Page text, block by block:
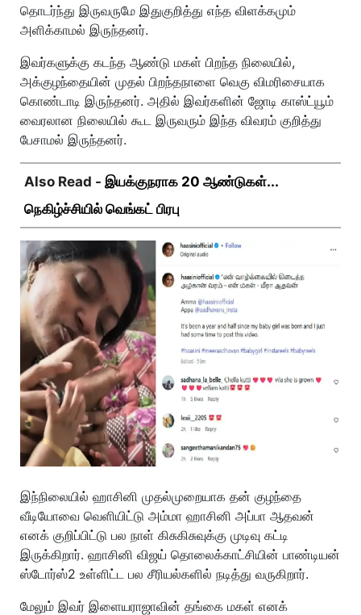
தொடர்ந்து இருவருமே இதுகுறித்து எந்த விளக்கமும்
அளிக்காமல் இருந்தனர்.
இவர்களுக்கு கடந்த ஆண்டு மகள் பிறந்த நிலையில்,
அக்குழந்தையின் முதல் பிறந்தநாளை வெகு விமரிசையாக
கொண்டாடி இருந்தனர். அதில் இவர்களின் ஜோடி காஸ்ட்யூம்
வைரலான நிலையில் கூட இருவரும் இந்த விவரம் குறித்து
பேசாமல் இருந்தனர்.
Also Read - இயக்குநராக 20 ஆண்டுகள்...
நெகிழ்ச்சியில் வெங்கட் பிரபு
இந்நிலையில் ஹாசினி முதல்முறையாக தன் குழந்தை
வீடியோவை வெளியிட்டு அம்மா ஹாசினி அப்பா ஆதவன்
எனக் குறிப்பிட்டு பல நாள் கிசுகிசுவுக்கு முடிவு கட்டி
இருக்கிறார். ஹாசினி விஜய் தொலைக்காட்சியின் பாண்டியன்
ஸ்டோர்ஸ்2 உள்ளிட்ட பல சீரியல்களில் நடித்து வருகிறார்.
மேலும் இவர் இளையராஜாவின் தங்கை மகள் எனக்